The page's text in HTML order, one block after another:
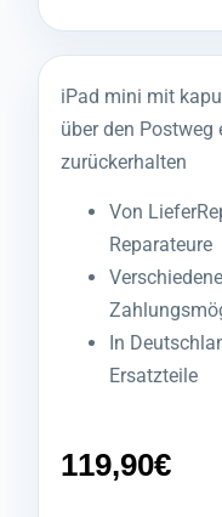
iPad mini mit
über den Postweg
zurückerhalten
Von
Reparateure
In
Ersatzteile
119,90€